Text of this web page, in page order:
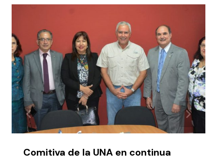
Comitiva de la UNA en continua